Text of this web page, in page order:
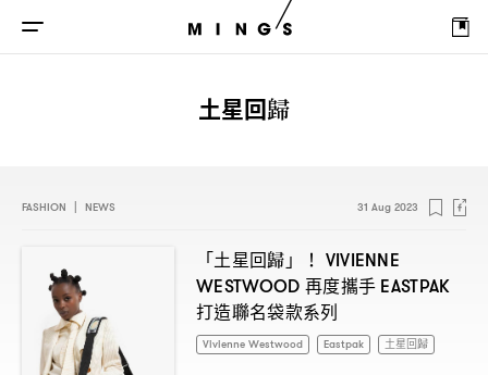
土星回歸
FASHION NEWS 31 Aug 2023
「土星回歸」
！ VIVIENNE
WESTWOOD 再度攜手 EASTPAK
打造聯名袋款系列
Vivienne Westwood Eastpak 土星回歸